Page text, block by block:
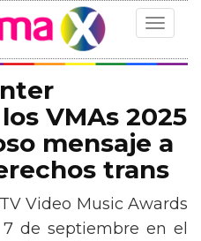
Toggle
VMAs 2025
mensaje a
trans
Video Music Awards
de septiembre en el